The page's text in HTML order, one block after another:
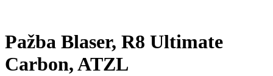
Pažba Blaser, R8 Ultimate
Carbon, ATZL